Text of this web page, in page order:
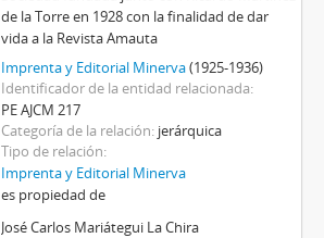
de la Torre en 1928 con la finalidad de dar
vida a la Revista Amauta
Imprenta y Editorial Minerva(1925-1936)
Identificador de la entidad relacionada
PE AJCM 217
Categoría de la relación jerárquica
Tipo de relación
Imprenta y Editorial Minerva
es propiedad de
José Carlos Mariátegui La Chira